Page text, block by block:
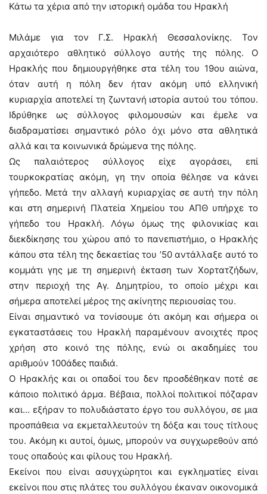
Κάτω τα χέρια από την ιστορική ομάδα του Ηρακλή
Μιλάμε για τον Γ.Σ. Ηρακλή Θεσσαλονίκης. Τον
αρχαιότερο αθλητικό σύλλογο αυτής της πόλης. Ο
Ηρακλής που δημιουργήθηκε στα τέλη του 19ου αιώνα,
όταν αυτή η πόλη δεν ήταν ακόμη υπό ελληνική
κυριαρχία αποτελεί τη ζωντανή ιστορία αυτού του τόπου.
Ιδρύθηκε ως σύλλογος φιλομουσών και έμελε να
διαδραματίσει σημαντικό ρόλο όχι μόνο στα αθλητικά
αλλά και τα κοινωνικά δρώμενα της πόλης.
Ως παλαιότερος σύλλογος είχε αγοράσει, επί
τουρκοκρατίας ακόμη, γη την οποία θέλησε να κάνει
γήπεδο. Μετά την αλλαγή κυριαρχίας σε αυτή την πόλη
και στη σημερινή Πλατεία Χημείου του ΑΠΘ υπήρχε το
γήπεδο του Ηρακλή. Λόγω όμως της φιλονικίας και
διεκδίκησης του χώρου από το πανεπιστήμιο, ο Ηρακλής
κάπου στα τέλη της δεκαετίας του ’50 αντάλλαξε αυτό το
κομμάτι γης με τη σημερινή έκταση των Χορτατζήδων,
στην περιοχή της Αγ. Δημητρίου, το οποίο μέχρι και
σήμερα αποτελεί μέρος της ακίνητης περιουσίας του.
Είναι σημαντικό να τονίσουμε ότι ακόμη και σήμερα οι
εγκαταστάσεις του Ηρακλή παραμένουν ανοιχτές προς
χρήση στο κοινό της πόλης, ενώ οι ακαδημίες του
αριθμούν 100άδες παιδιά.
Ο Ηρακλής και οι οπαδοί του δεν προσδέθηκαν ποτέ σε
κάποιο πολιτικό άρμα. Βέβαια, πολλοί πολιτικοί πόζαραν
και… εξήραν το πολυδιάστατο έργο του συλλόγου, σε μια
προσπάθεια να εκμεταλλευτούν τη δόξα και τους τίτλους
του. Ακόμη κι αυτοί, όμως, μπορούν να συγχωρεθούν από
τους οπαδούς και φίλους του Ηρακλή.
Εκείνοι που είναι ασυγχώρητοι και εγκληματίες είναι
εκείνοι που στις πλάτες του συλλόγου έκαναν οικονομικά